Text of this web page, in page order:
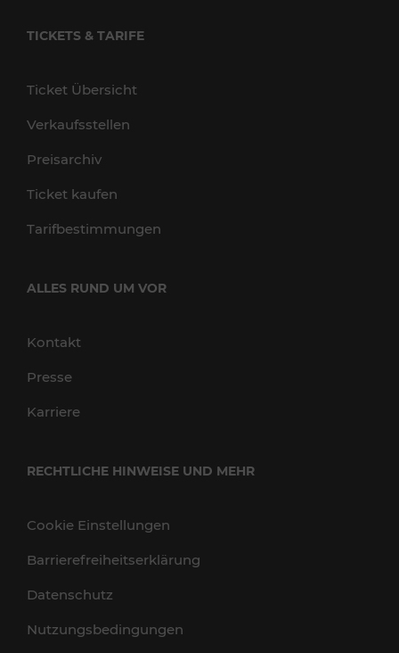
TICKETS & TARIFE
Ticket Übersicht
Verkaufsstellen
Preisarchiv
Ticket kaufen
Tarifbestimmungen
ALLES RUND UM VOR
Kontakt
Presse
Karriere
RECHTLICHE HINWEISE UND MEHR
Cookie Einstellungen
Barrierefreiheitserklärung
Datenschutz
Nutzungsbedingungen